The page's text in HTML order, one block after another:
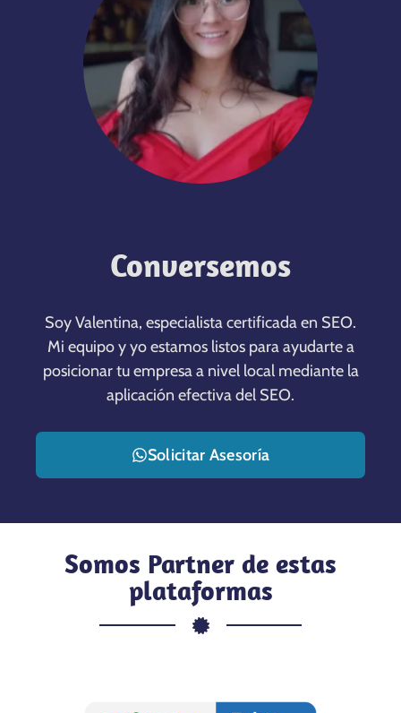
Conversemos
Soy Valentina, especialista certificada en SEO.
Mi equipo y yo estamos listos para ayudarte a
posicionar tu empresa a nivel local mediante la
aplicación efectiva del SEO.
Solicitar Asesoría
Somos Partner de estas
plataformas